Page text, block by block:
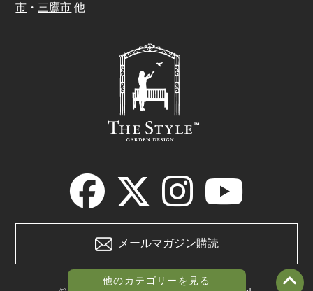
他のカテゴリーを見る
市 ・ 三鷹市 他
メールマガジン購読